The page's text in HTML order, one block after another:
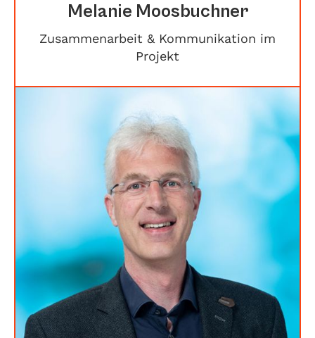
Melanie Moosbuchner
Zusammenarbeit & Kommunikation im
Projekt